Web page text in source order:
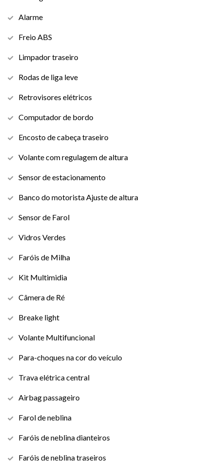
Alarme
Freio ABS
Limpador traseiro
Rodas de liga leve
Retrovisores elétricos
Computador de bordo
Encosto de cabeça traseiro
Volante com regulagem de altura
Sensor de estacionamento
Banco do motorista Ajuste de altura
Sensor de Farol
Vidros Verdes
Faróis de Milha
Kit Multimidia
Câmera de Ré
Breake light
Volante Multifuncional
Para-choques na cor do veículo
Trava elétrica central
Airbag passageiro
Farol de neblina
Faróis de neblina dianteiros
Faróis de neblina traseiros